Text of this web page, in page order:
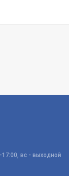
вс - выходной